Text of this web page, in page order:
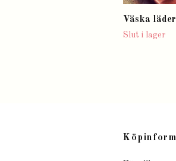
Väska läder
Slut i lager